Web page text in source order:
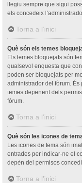
llegiu sempre que sigui
els concedeix
Torna a l’inici
Què són els temes
Els temes bloquejats són
qualsevol enquesta que
poden ser bloquejats per
administrador del fòrum.
temes depenent dels
fòrum.
Torna a l’inici
Què són les icones de
Les icones de tema són
entrades per indicar-ne el
depèn del permisos
Torna a l’inici